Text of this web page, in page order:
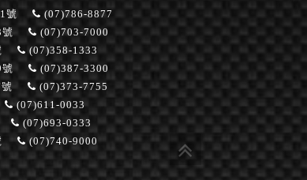
號
(07)786-8877
(07)703-7000
(07)358-1333
(07)387-3300
(07)373-7755
(07)611-0033
(07)693-0333
(07)740-9000